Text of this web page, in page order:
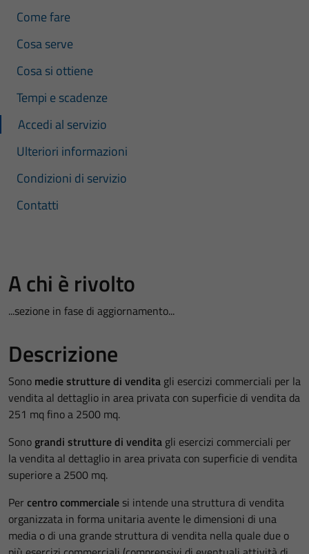
Come fare
Cosa serve
Cosa si ottiene
Tempi e scadenze
Accedi al servizio
Ulteriori informazioni
Condizioni di servizio
Contatti
A chi è rivolto
...sezione in fase di aggiornamento...
Descrizione
Sono medie strutture di vendita gli esercizi commerciali per la
vendita al dettaglio in area privata con superficie di vendita da
251 mq fino a 2500 mq.
Sono grandi strutture di vendita gli esercizi commerciali per
la vendita al dettaglio in area privata con superficie di vendita
superiore a 2500 mq.
Percentro commerciale si intende una struttura di vendita
organizzata in forma unitaria avente le dimensioni di una
media o di una grande struttura di vendita nella quale due o